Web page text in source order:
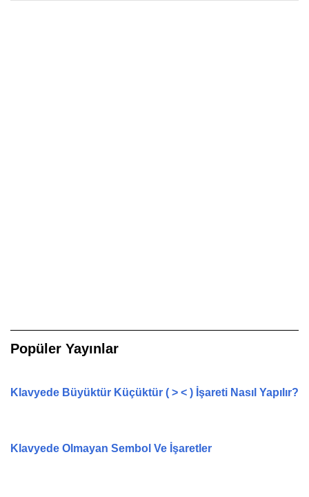
Popüler Yayınlar
Klavyede Büyüktür Küçüktür ( > < ) İşareti Nasıl Yapılır?
Klavyede Olmayan Sembol Ve İşaretler